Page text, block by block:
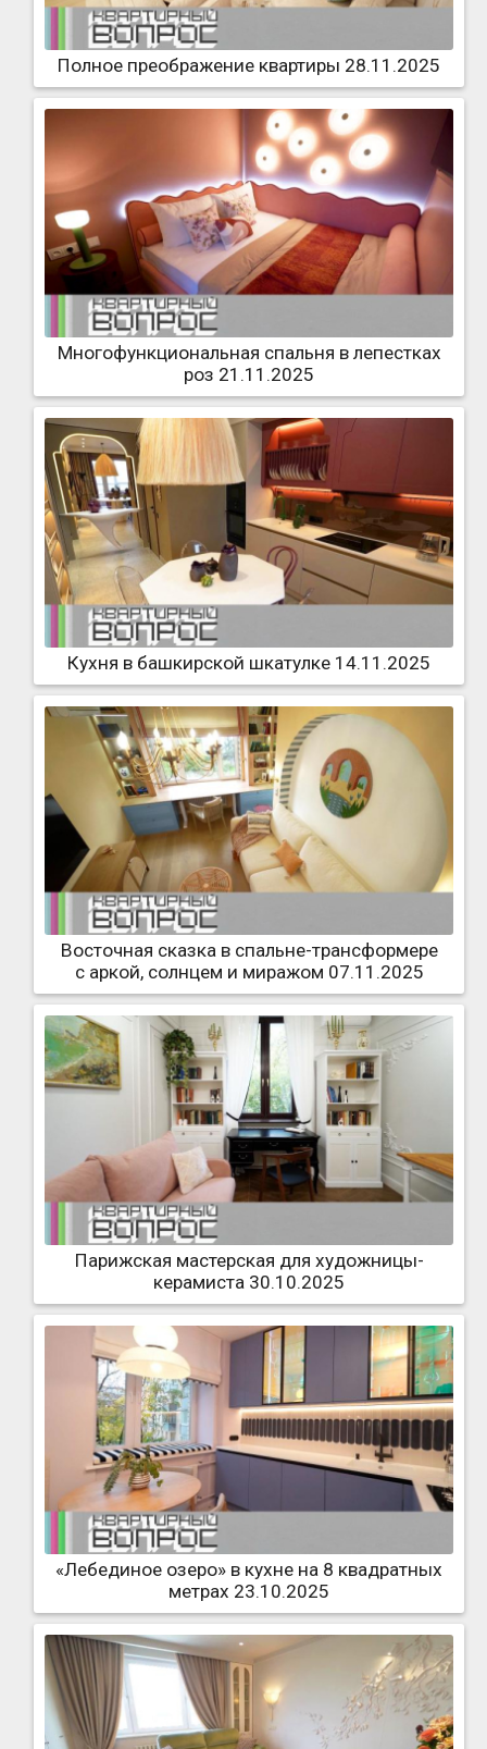
Полное преображение квартиры 28.11.2025
Многофункциональная спальня в лепестках
роз 21.11.2025
Кухня в башкирской шкатулке 14.11.2025
Восточная сказка в спальне-трансформере
с аркой, солнцем и миражом 07.11.2025
Парижская мастерская для художницы-
керамиста 30.10.2025
«Лебединое озеро» в кухне на 8 квадратных
метрах 23.10.2025